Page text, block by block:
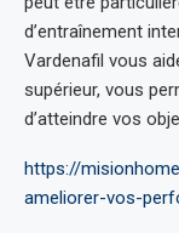
d’entraînement
Vardenafil vous
supérieur, vous
d’atteindre vos
https://
ameliorer-vos-